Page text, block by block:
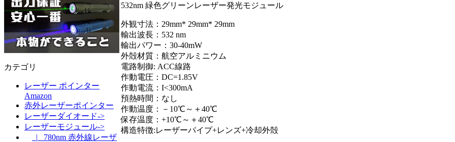
カテゴリ
レーザー ポインター
Amazon
赤外レーザーポインター
レーザーダイオード->
レーザーモジュール->
|_ 780nm 赤外線レーザ
532nm 緑色グリーンレーザー発光モジュール
外観寸法：29mm* 29mm* 29mm
輸出波長：532 nm
輸出パワー：30-40mW
外殻材質：航空アルミニウム
電路制御: ACC線路
作動電圧：DC=1.85V
作動電流：I<300mA
預熱時間：なし
作動温度：－10℃～＋40℃
保存温度：+10℃～＋40℃
構造特徴:レーザーパイプ+レンズ+冷却外殻